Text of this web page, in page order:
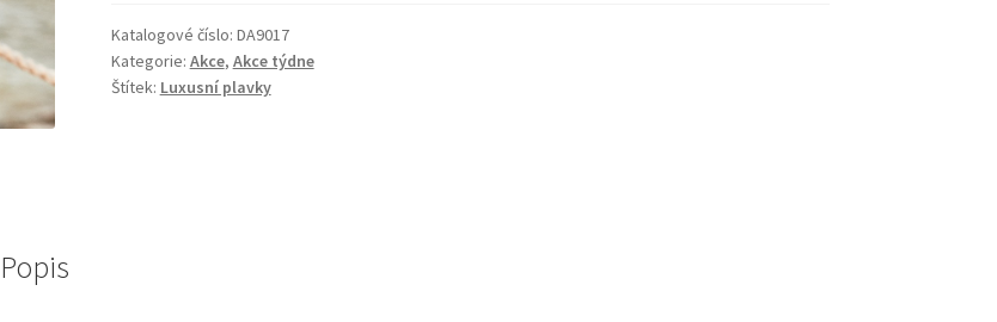
Katalogové číslo: DA9017
Kategorie: Akce, Akce týdne
Štítek: Luxusní plavky
Popis